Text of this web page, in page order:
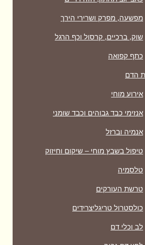
מפשעה, מפרק ושרירי הירך
שוק, ברכיים, קרסול וכף הרגל
כתף קפואה
הדם
אירוע מוחי
אנזימי כבד גבוהים וכבד שומני
אנמיה וברזל
טיפול בשבץ מוחי – שיקום וחיזוק
טלסמיה
טרשת העורקים
כולסטרול טריגליצרידים
לב וכלי דם